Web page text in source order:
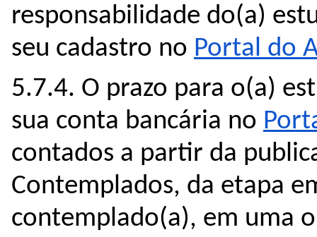
responsabilidade do(a)
seu cadastro no Portal do
5.7.4. O prazo para o(a)
sua conta bancária no
contados a partir da
Contemplados, da etapa
contemplado(a), em uma